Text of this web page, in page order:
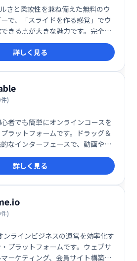
さと柔軟性を兼ね備えた無料のウ
で、「スライドを作る感覚」でウ
きる点が大きな魅力です。完全レ
ン、多用途なテンプレート、豊富な
、初心者でもプロフェッショナル
トを簡単に作成できます。無料プラ
備え、年額19ドルのプラスプラン
スタマイズや分析機能が利用可能
詳しく見る
)
者でも簡単にオンラインコースを
ラットフォームです。ドラッグ＆
なインターフェースで、動画やク
組み込み、プロフェッショナルなコ
。高い自由度と柔軟性を備え、幅
対応します。多くの利用者に支持さ
ビジネスを始める最適な選択肢で
詳しく見る
)
ラインビジネスの運営を効率化す
プラットフォームです。ウェブサ
ーケティング、会員サイト構築、